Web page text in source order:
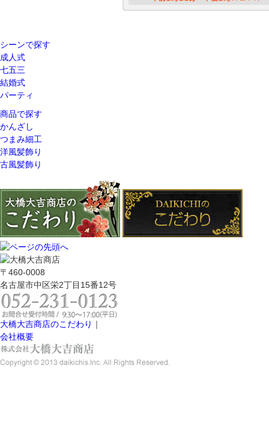
シーンで探す
成人式
七五三
結婚式
パーティ
商品で探す
かんざし
つまみ細工
洋風髪飾り
古風髪飾り
〒460-0008
名古屋市中区栄2丁目15番12号
大橋大吉商店のこだわり ｜
会社概要